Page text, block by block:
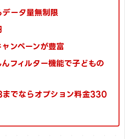
ータ量無制限
ンペーンが豊富
フィルター機能で子どもの
までならオプション料金330